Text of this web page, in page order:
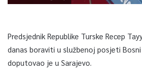
Predsjednik Republike Turske Recep
danas boraviti u službenoj posjeti Bosni
doputovao je u Sarajevo.